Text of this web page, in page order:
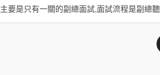
主要是只有一關的副總面試,面試流程是副總